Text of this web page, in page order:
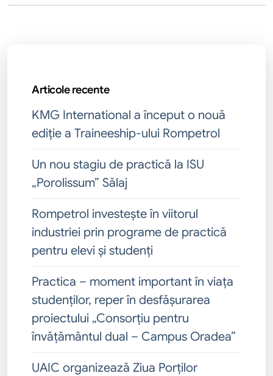
Articole recente
KMG International a început o nouă
ediție a Traineeship-ului Rompetrol
Un nou stagiu de practică la ISU
„Porolissum” Sălaj
Rompetrol investește în viitorul
industriei prin programe de practică
pentru elevi și studenți
Practica – moment important în viața
studenților, reper în desfășurarea
proiectului „Consorțiu pentru
învățământul dual – Campus Oradea”
UAIC organizează Ziua Porților